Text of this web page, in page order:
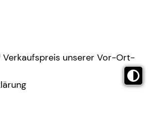
Verkaufspreis unserer Vor-Ort-